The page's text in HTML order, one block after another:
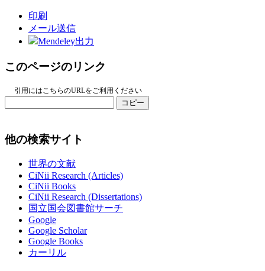
印刷
メール送信
Mendeley出力
このページのリンク
引用にはこちらのURLをご利用ください
コピー
他の検索サイト
世界の文献
CiNii Research (Articles)
CiNii Books
CiNii Research (Dissertations)
国立国会図書館サーチ
Google
Google Scholar
Google Books
カーリル